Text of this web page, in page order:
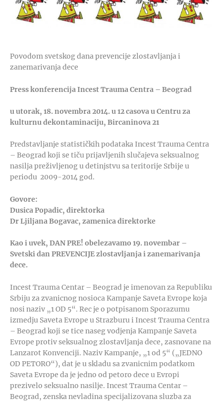
Povodom svetskog dana prevencije zlostavljanja i
zanemarivanja dece
Press konferencija Incest Trauma Centra – Beograd
u utorak, 18. novembra 2014. u 12 casova u Centru za
kulturnu dekontaminaciju, Bircaninova 21
Predstavljanje statističkih podataka Incest Trauma Centra
– Beograd koji se tiču prijavljenih slučajeva seksualnog
nasilja preživljenog u detinjstvu sa teritorije Srbije u
periodu 2009-2014 god.
Govore:
Dusica Popadic, direktorka
Dr Ljiljana Bogavac, zamenica direktorke
Kao i uvek, DAN PRE! obelezavamo 19. novembar –
Svetski dan PREVENCIJE zlostavljanja i zanemarivanja
dece.
Incest Trauma Centar – Beograd je imenovan za Republiku
Srbiju za zvanicnog nosioca Kampanje Saveta Evrope koja
nosi naziv „1 OD 5“. Rec je o potpisanom Sporazumu
izmedju Saveta Evrope u Strazburu i Incest Trauma Centra
– Beograd koji se tice naseg vodjenja Kampanje Saveta
Evrope protiv seksualnog zlostavljanja dece, zasnovane na
Lanzarot Konvenciji. Naziv Kampanje, „1 od 5“ („JEDNO
OD PETORO“), dat je u skladu sa zvanicnim podatkom
Saveta Evrope da je jedno od petoro dece u Evropi
prezivelo seksualno nasilje. Incest Trauma Centar –
Beograd, zenska nevladina specijalizovana sluzba za